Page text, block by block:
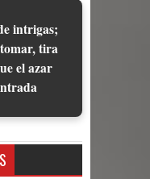
intrigas;
tira
el azar